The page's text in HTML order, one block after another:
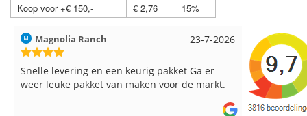
Koop voor +€ 150,-
€ 2,76 15%
23-7-2026
pakket Ga er
voor de markt.
17-7-
Reeds meerdere keren breigaren en
breinaalden besteld, altijd heel tevreden